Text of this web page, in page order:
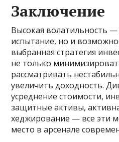
Заключение
Высокая волатильность —
испытание, но и
выбранная стратегия
не только
рассматривать
увеличить доходность.
усреднение стоимости,
защитные активы,
хеджирование — все эти
место в арсенале